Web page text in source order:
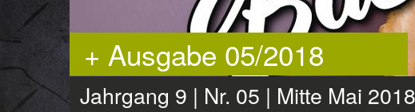
+ Ausgabe 05/2018
Jahrgang 9 | Nr. 05 | Mitte Mai 2018